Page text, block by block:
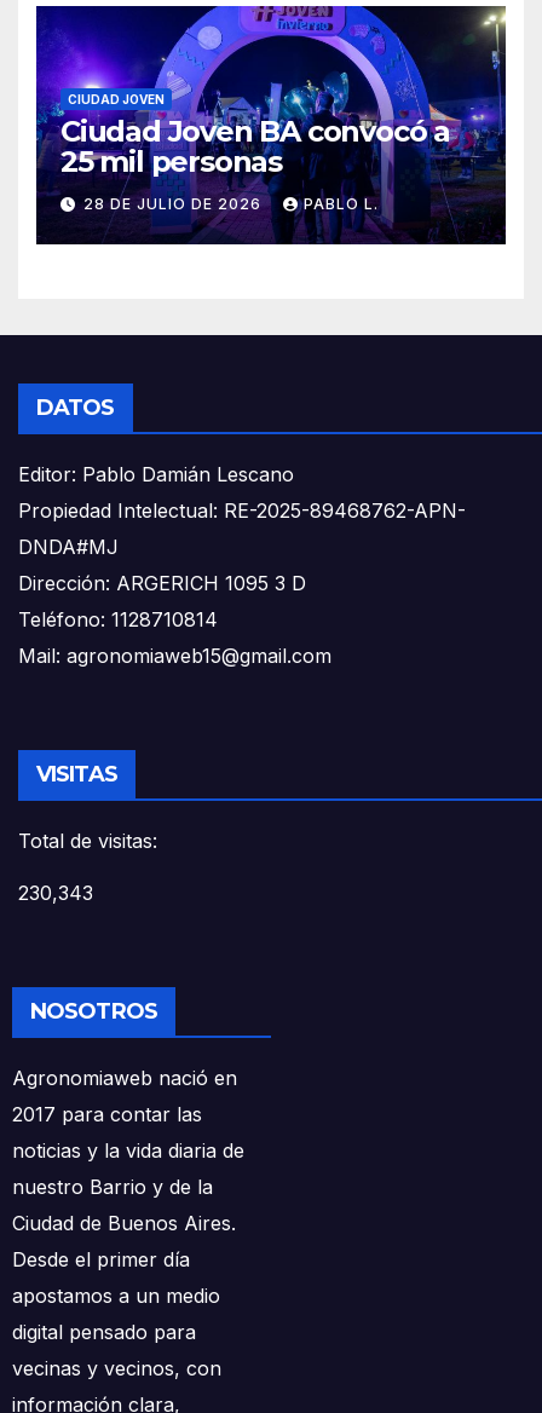
CIUDAD JOVEN
Ciudad Joven BA convocó a
25 mil personas
28 DE JULIO DE 2026 PABLO L.
DATOS
Editor: Pablo Damián Lescano
Propiedad Intelectual: RE-2025-89468762-APN-
DNDA#MJ
Dirección: ARGERICH 1095 3 D
Teléfono: 1128710814
Mail: agronomiaweb15@gmail.com
VISITAS
Total de visitas:
230,343
NOSOTROS
Agronomiaweb nació en
2017 para contar las
noticias y la vida diaria de
nuestro Barrio y de la
Ciudad de Buenos Aires.
Desde el primer día
apostamos a un medio
digital pensado para
vecinas y vecinos, con
información clara,